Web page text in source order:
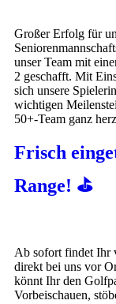
Großer Erfolg für
unser Team mit
2 geschafft. Mit
sich unsere
wichtigen
50+-Team ganz
Frisch
Range! ⛳️
Ab sofort findet Ihr
direkt bei uns vor
könnt Ihr den
Vorbeischauen,